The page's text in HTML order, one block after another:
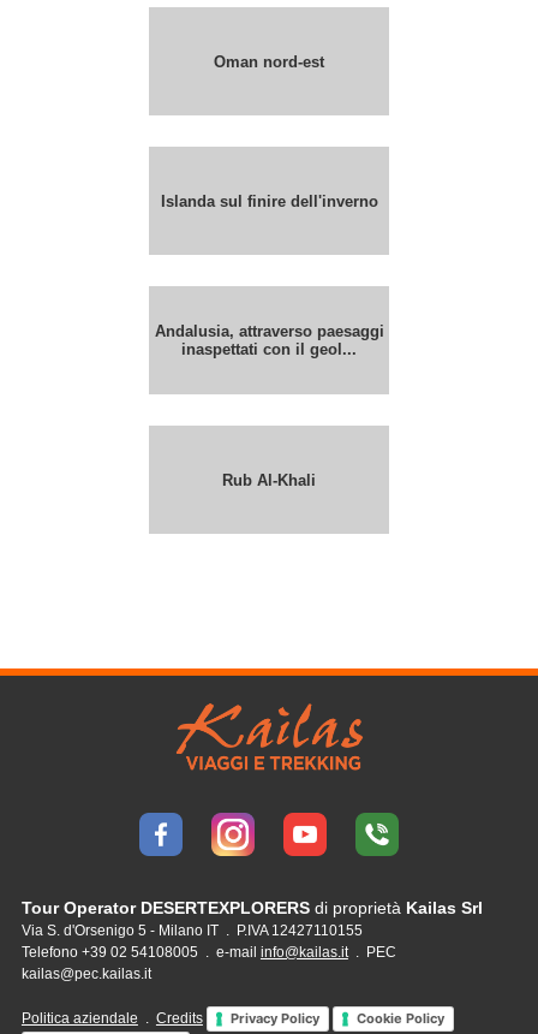
Oman nord-est
Islanda sul finire dell'inverno
Andalusia, attraverso paesaggi
inaspettati con il geol...
Rub Al-Khali
Tour Operator DESERTEXPLORERSdi proprietà Kailas Srl
Via S. d'Orsenigo 5 - Milano IT . P.IVA 12427110155
Telefono +39 02 54108005 . e-mail info@kailas.it. PEC
kailas@pec.kailas.it
Politica aziendale . Credits Privacy Policy Cookie Policy